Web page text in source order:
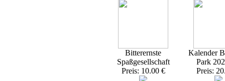
Bitterernste
Spaßgesellschaft
Preis: 10.00 €
Kalender
Park
Preis: